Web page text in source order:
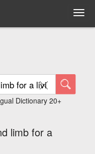
Dictionary 20+
limb for a